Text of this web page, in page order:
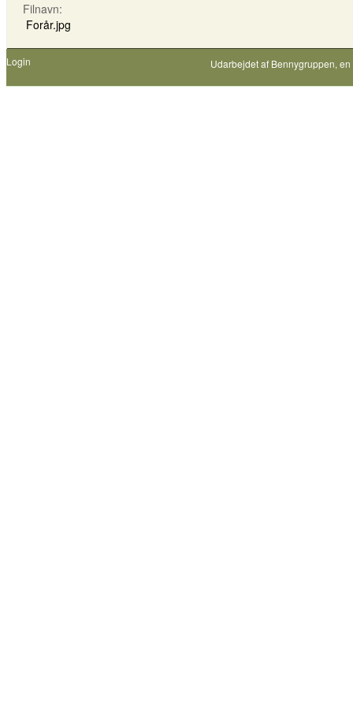
Filnavn:
Forår.jpg
Login Udarbejdet af Bennygruppen,